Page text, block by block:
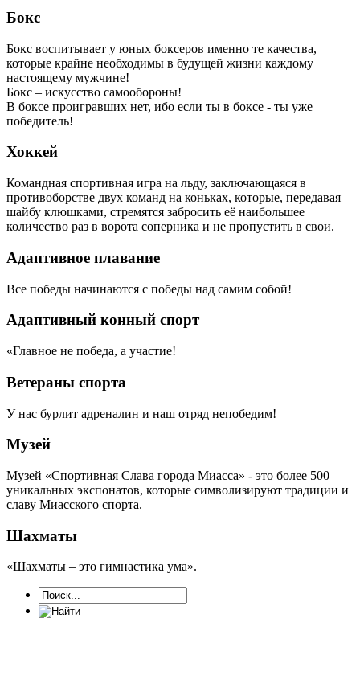
Бокс
Бокс воспитывает у юных боксеров именно те качества,
которые крайне необходимы в будущей жизни каждому
настоящему мужчине!
Бокс – искусство самообороны!
В боксе проигравших нет, ибо если ты в боксе - ты уже
победитель!
Хоккей
Командная спортивная игра на льду, заключающаяся в
противоборстве двух команд на коньках, которые, передавая
шайбу клюшками, стремятся забросить её наибольшее
количество раз в ворота соперника и не пропустить в свои.
Адаптивное плавание
Все победы начинаются с победы над самим собой!
Адаптивный конный спорт
«Главное не победа, а участие!
Ветераны спорта
У нас бурлит адреналин и наш отряд непобедим!
Музей
Музей «Спортивная Слава города Миасса» - это более 500
уникальных экспонатов, которые символизируют традиции и
славу Миасского спорта.
Шахматы
«Шахматы – это гимнастика ума».